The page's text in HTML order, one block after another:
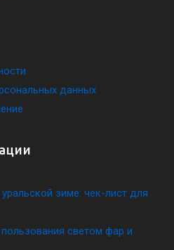
данных
зиме: чек-лист для
светом фар и